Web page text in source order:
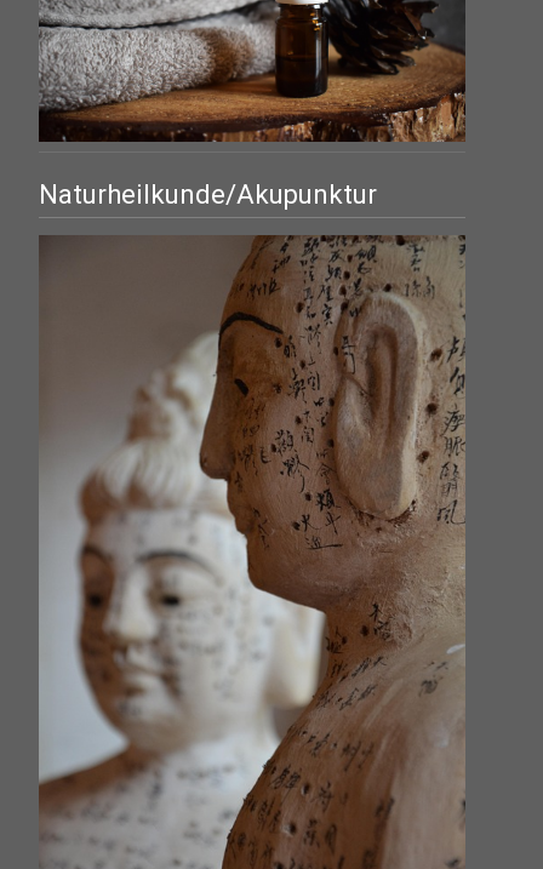
Naturheilkunde/Akupunktur